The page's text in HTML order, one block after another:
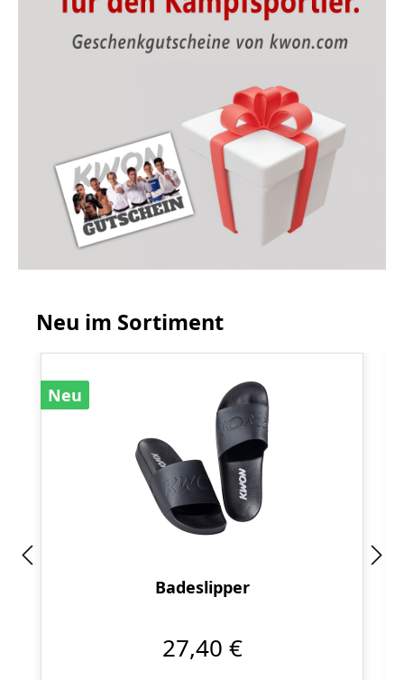
Neu im Sortiment
Neu
Badeslipper
27,40 €